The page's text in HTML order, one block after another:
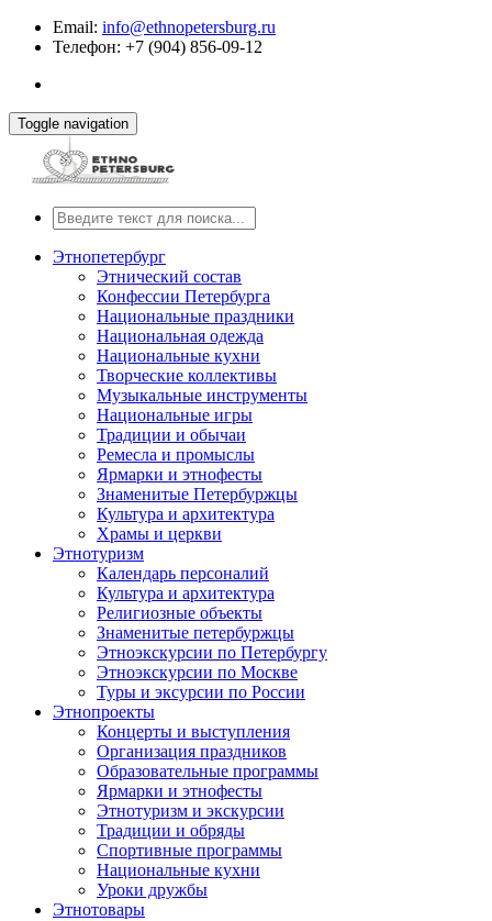
Email: info@ethnopetersburg.ru
Телефон: +7 (904) 856-09-12
Toggle navigation
Этнопетербург
Этнический состав
Конфессии Петербурга
Национальные праздники
Национальная одежда
Национальные кухни
Творческие коллективы
Музыкальные инструменты
Национальные игры
Традиции и обычаи
Ремесла и промыслы
Ярмарки и этнофесты
Знаменитые Петербуржцы
Культура и архитектура
Храмы и церкви
Этнотуризм
Календарь персоналий
Культура и архитектура
Религиозные объекты
Знаменитые петербуржцы
Этноэкскурсии по Петербургу
Этноэкскурсии по Москве
Туры и эксурсии по России
Этнопроекты
Концерты и выступления
Организация праздников
Образовательные программы
Ярмарки и этнофесты
Этнотуризм и экскурсии
Традиции и обряды
Спортивные программы
Национальные кухни
Уроки дружбы
Этнотовары